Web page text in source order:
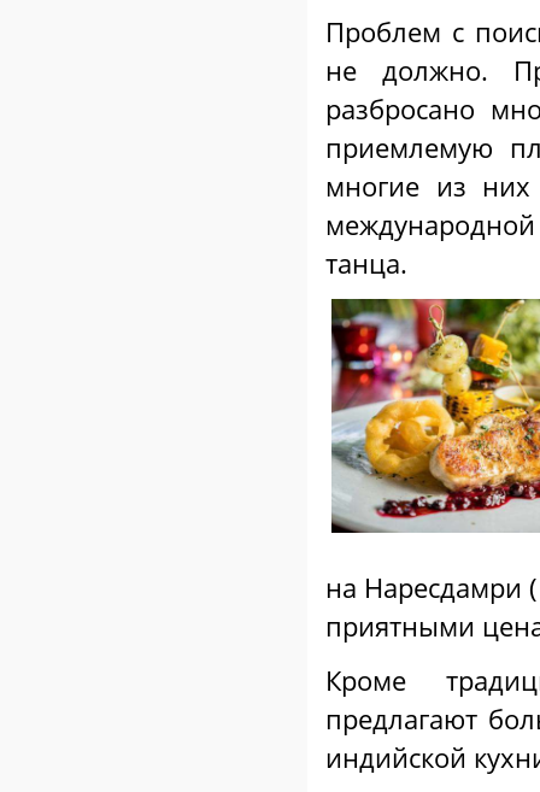
Проблем с
не должно.
разбросано
приемлемую
многие из
международной
танца.
на Наресдамри
приятными
Кроме
предлагают
индийской